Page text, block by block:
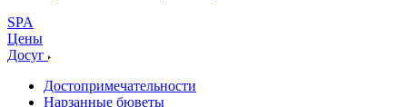
SPA
Цены
Досуг
Достопримечательности
Нарзанные бюветы